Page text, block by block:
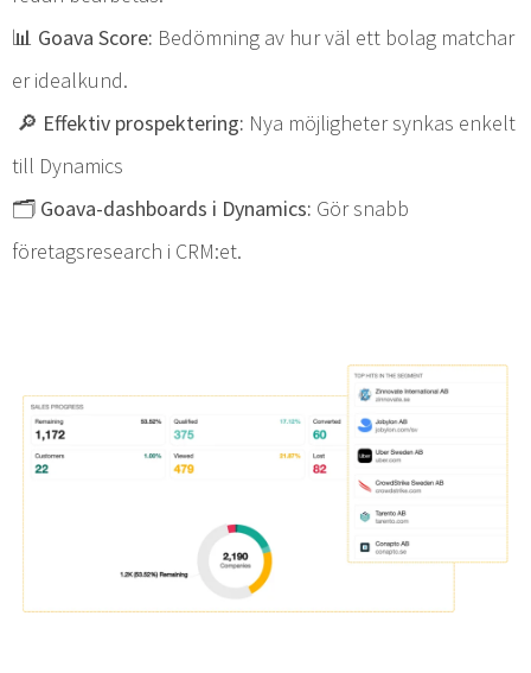
📊 Goava Score: Bedömning av hur väl ett bolag matchar
er idealkund.
🔎 Effektiv prospektering: Nya möjligheter synkas enkelt
till Dynamics
🗂️ Goava-dashboards i Dynamics: Gör snabb
företagsresearch i CRM:et.